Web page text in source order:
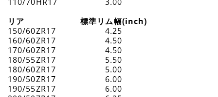
リア
150/60ZR17
160/60ZR17
170/60ZR17
180/55ZR17
180/60ZR17
190/50ZR17
190/55ZR17
標準リム幅(inch)
4.25
4.50
4.50
5.50
5.00
6.00
6.00